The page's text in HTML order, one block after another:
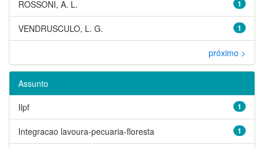
1
ROSSONI, A. L.
1
VENDRUSCULO, L. G.
próximo >
Assunto
1
Ilpf
1
Integracao lavoura-pecuaria-floresta